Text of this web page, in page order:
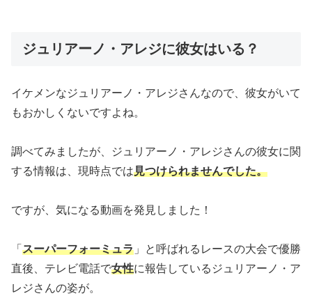
ジュリアーノ・アレジに彼女はいる？
イケメンなジュリアーノ・アレジさんなので、彼女がいて
もおかしくないですよね。
調べてみましたが、ジュリアーノ・アレジさんの彼女に関
する情報は、現時点では見つけられませんでした。
ですが、気になる動画を発見しました！
「 スーパーフォーミュラ 」と呼ばれるレースの大会で優勝
直後、テレビ電話で女性に報告しているジュリアーノ・ア
レジさんの姿が。